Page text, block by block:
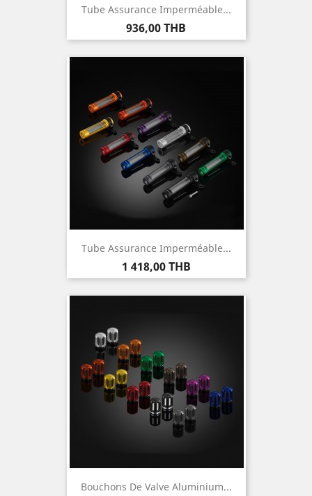
Tube Assurance Imperméable...
Prix
936,00 THB
Tube Assurance Imperméable...
Prix
1 418,00 THB
Bouchons De Valve Aluminium...